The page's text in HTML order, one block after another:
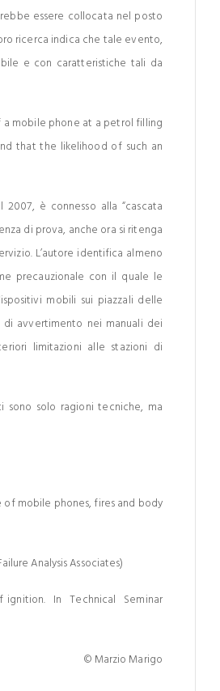
essere collocata nel posto
ricerca indica che tale evento,
e con caratteristiche tali da
a mobile phone at a petrol filling
that the likelihood of such an
è connesso alla “cascata
di prova, anche ora si ritenga
L’autore identifica almeno
precauzionale con il quale le
mobili sui piazzali delle
avvertimento nei manuali dei
limitazioni alle stazioni di
sono solo ragioni tecniche, ma
of mobile phones, fires and body
Analysis Associates)
ignition. In Technical Seminar
© Marzio Marigo